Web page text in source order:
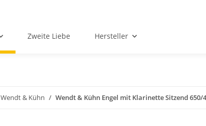
Zweite Liebe Hersteller
Wendt & Kühn Wendt & Kühn Engel mit Klarinette Sitzend 650/